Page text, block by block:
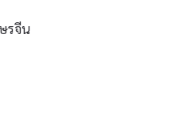
รจีน